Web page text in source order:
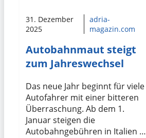
31. Dezember
2025
adria-
magazin.com
Autobahnmaut steigt
zum Jahreswechsel
Das neue Jahr beginnt für viele
Autofahrer mit einer bitteren
Überraschung. Ab dem 1.
Januar steigen die
Autobahngebühren in Italien …